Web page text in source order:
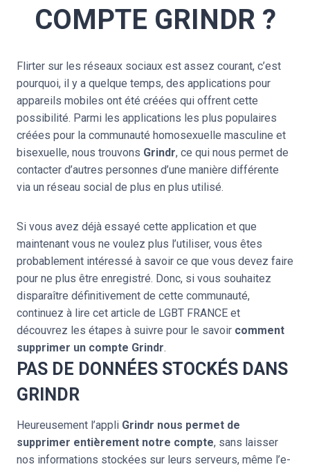
COMPTE GRINDR ?
Flirter sur les réseaux sociaux est assez courant, c’est
pourquoi, il y a quelque temps, des applications pour
appareils mobiles ont été créées qui offrent cette
possibilité. Parmi les applications les plus populaires
créées pour la communauté homosexuelle masculine et
bisexuelle, nous trouvons Grindr, ce qui nous permet de
contacter d’autres personnes d’une manière différente
via un réseau social de plus en plus utilisé.
Si vous avez déjà essayé cette application et que
maintenant vous ne voulez plus l’utiliser, vous êtes
probablement intéressé à savoir ce que vous devez faire
pour ne plus être enregistré. Donc, si vous souhaitez
disparaître définitivement de cette communauté,
continuez à lire cet article de LGBT FRANCE et
découvrez les étapes à suivre pour le savoir comment
supprimer un compte Grindr.
PAS DE DONNÉES STOCKÉS DANS
GRINDR
Heureusement l’appli Grindr nous permet de
supprimer entièrement notre compte, sans laisser
nos informations stockées sur leurs serveurs, même l’e-